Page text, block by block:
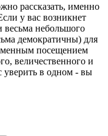
рассказать, именно
у вас возникнет
весьма небольшого
демократичны) для
посещением
величественного и
уверить в одном - вы